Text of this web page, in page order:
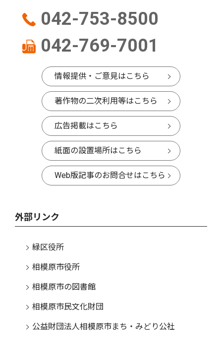
042-753-8500
042-769-7001
情報提供・ご意見はこちら
著作物の二次利用等はこちら
広告掲載はこちら
紙面の設置場所はこちら
Web版記事のお問合せはこちら
外部リンク
緑区役所
相模原市役所
相模原市の図書館
相模原市民文化財団
公益財団法人相模原市まち・みどり公社